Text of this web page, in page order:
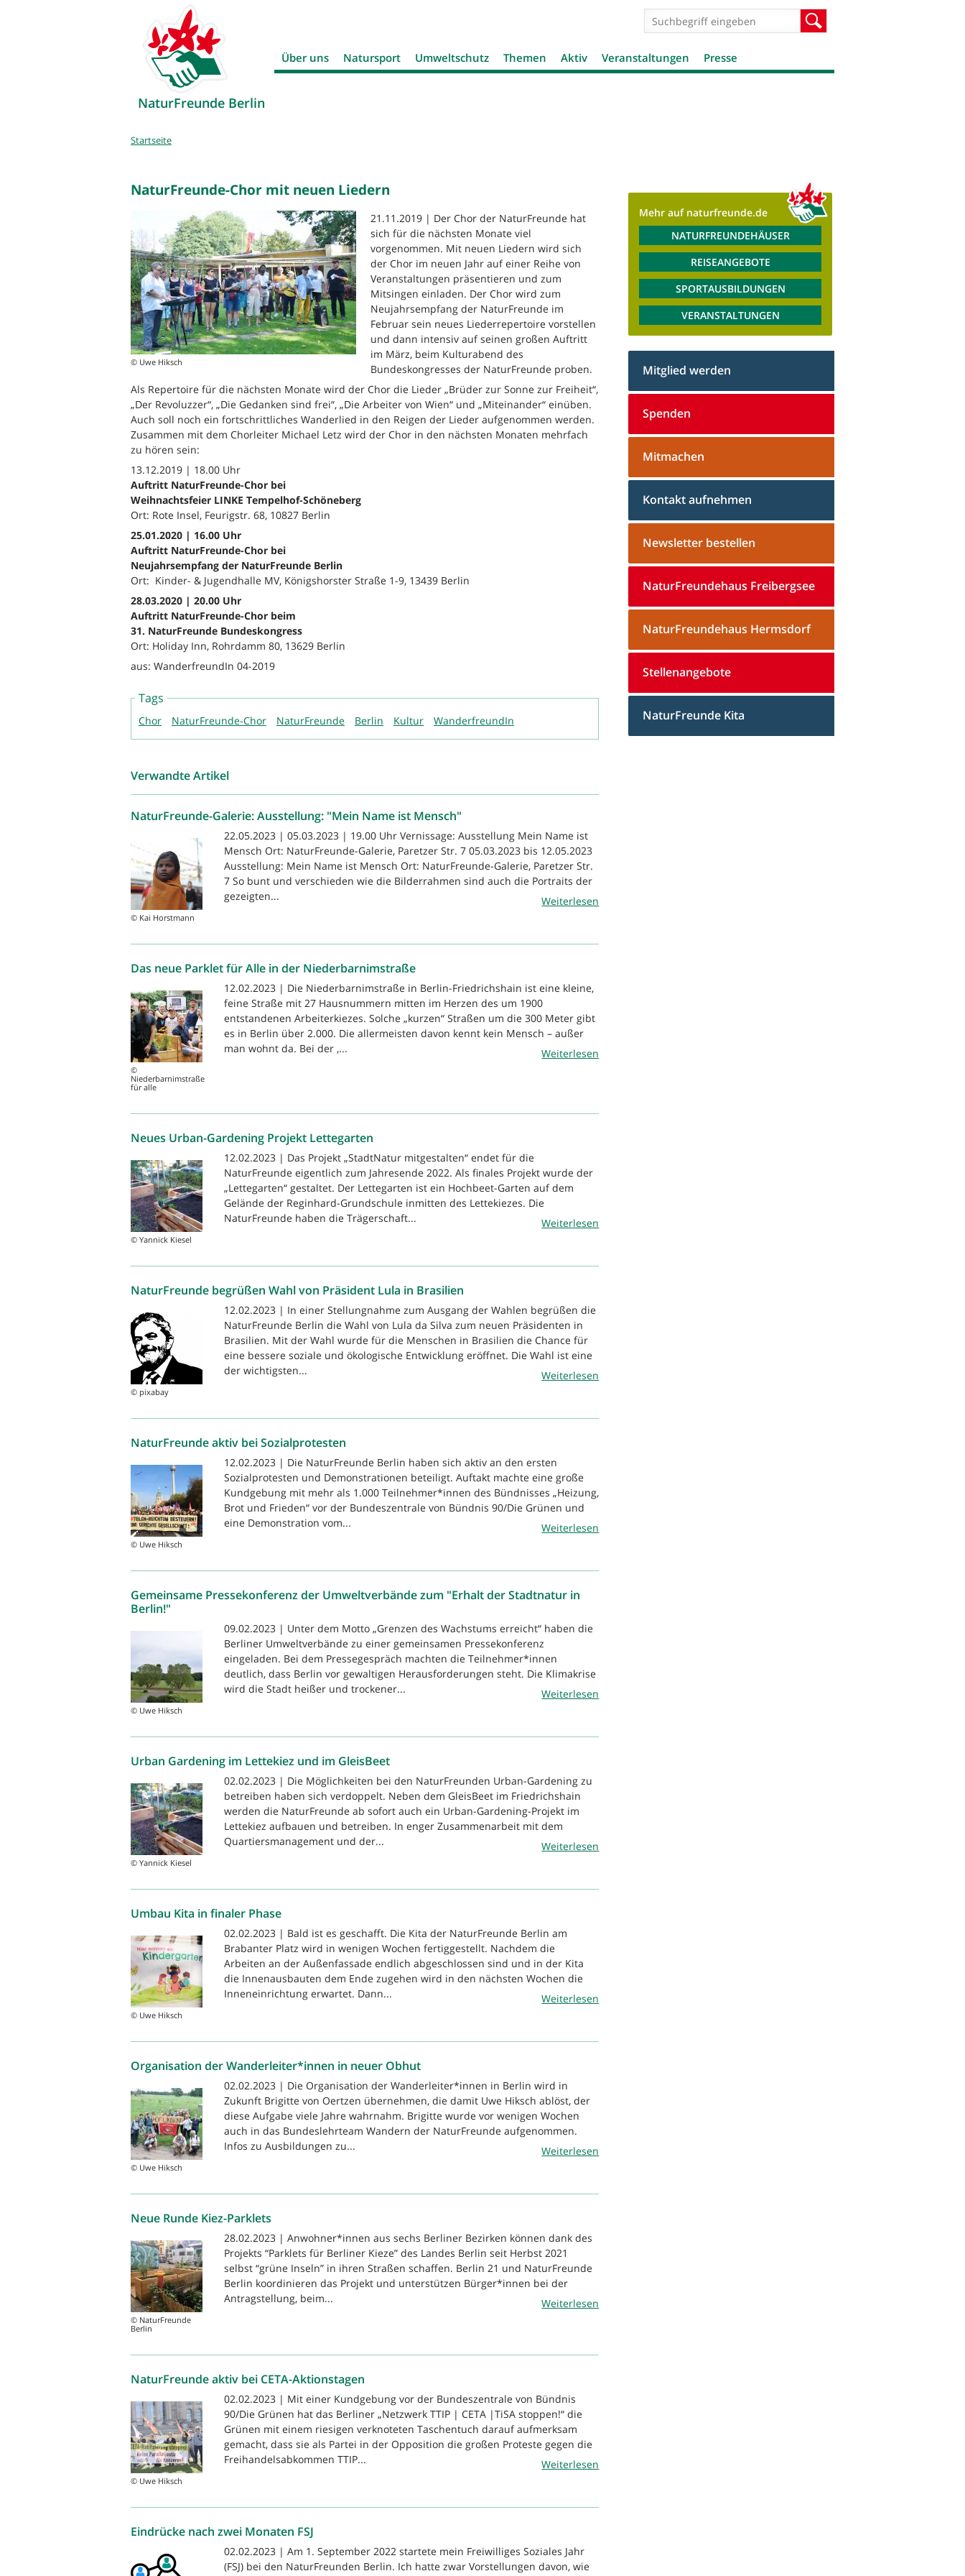
NaturFreunde Berlin
Suchformular
Über uns Natursport Umweltschutz Themen Aktiv Veranstaltungen Presse
Sie
Startseite
NaturFreunde-Chor mit neuen Liedern
© Uwe Hiksch
21.11.2019 | Der Chor der NaturFreunde hat
sich für die nächsten Monate viel
vorgenommen. Mit neuen Liedern wird sich
der Chor im neuen Jahr auf einer Reihe von
Veranstaltungen präsentieren und zum
Mitsingen einladen. Der Chor wird zum
Neujahrsempfang der NaturFreunde im
Februar sein neues Liederrepertoire vorstellen
und dann intensiv auf seinen großen Auftritt
im März, beim Kulturabend des
Bundeskongresses der NaturFreunde proben.
Als Repertoire für die nächsten Monate wird der Chor die Lieder „Brüder zur Sonne zur Freiheit“,
„Der Revoluzzer“, „Die Gedanken sind frei“, „Die Arbeiter von Wien“ und „Miteinander“ einüben.
Auch soll noch ein fortschrittliches Wanderlied in den Reigen der Lieder aufgenommen werden.
Zusammen mit dem Chorleiter Michael Letz wird der Chor in den nächsten Monaten mehrfach
zu hören sein:
13.12.2019 | 18.00 Uhr
Auftritt NaturFreunde-Chor bei
Weihnachtsfeier LINKE Tempelhof-Schöneberg
Ort: Rote Insel, Feurigstr. 68, 10827 Berlin
25.01.2020 | 16.00 Uhr
Auftritt NaturFreunde-Chor bei
Neujahrsempfang der NaturFreunde Berlin
Ort: Kinder- & Jugendhalle MV, Königshorster Straße 1-9, 13439 Berlin
28.03.2020 | 20.00 Uhr
Auftritt NaturFreunde-Chor beim
31. NaturFreunde Bundeskongress
Ort: Holiday Inn, Rohrdamm 80, 13629 Berlin
aus: WanderfreundIn 04-2019
Tags
Chor NaturFreunde-Chor NaturFreunde Berlin Kultur WanderfreundIn
Verwandte Artikel
NaturFreunde-Galerie: Ausstellung: "Mein Name ist Mensch"
© Kai Horstmann
22.05.2023 | 05.03.2023 | 19.00 Uhr Vernissage: Ausstellung Mein Name ist
Mensch Ort: NaturFreunde-Galerie, Paretzer Str. 7 05.03.2023 bis 12.05.2023
Ausstellung: Mein Name ist Mensch Ort: NaturFreunde-Galerie, Paretzer Str.
7 So bunt und verschieden wie die Bilderrahmen sind auch die Portraits der
gezeigten...
Weiterlesen
Das neue Parklet für Alle in der Niederbarnimstraße
©
Niederbarnimstraße
für alle
12.02.2023 | Die Niederbarnimstraße in Berlin-Friedrichshain ist eine kleine,
feine Straße mit 27 Hausnummern mitten im Herzen des um 1900
entstandenen Arbeiterkiezes. Solche „kurzen“ Straßen um die 300 Meter gibt
es in Berlin über 2.000. Die allermeisten davon kennt kein Mensch – außer
man wohnt da. Bei der ‚...
Weiterlesen
Neues Urban-Gardening Projekt Lettegarten
© Yannick Kiesel
12.02.2023 | Das Projekt „StadtNatur mitgestalten“ endet für die
NaturFreunde eigentlich zum Jahresende 2022. Als finales Projekt wurde der
„Lettegarten“ gestaltet. Der Lettegarten ist ein Hochbeet-Garten auf dem
Gelände der Reginhard-Grundschule inmitten des Lettekiezes. Die
NaturFreunde haben die Trägerschaft...
Weiterlesen
NaturFreunde begrüßen Wahl von Präsident Lula in Brasilien
© pixabay
12.02.2023 | In einer Stellungnahme zum Ausgang der Wahlen begrüßen die
NaturFreunde Berlin die Wahl von Lula da Silva zum neuen Präsidenten in
Brasilien. Mit der Wahl wurde für die Menschen in Brasilien die Chance für
eine bessere soziale und ökologische Entwicklung eröffnet. Die Wahl ist eine
der wichtigsten...
Weiterlesen
NaturFreunde aktiv bei Sozialprotesten
© Uwe Hiksch
12.02.2023 | Die NaturFreunde Berlin haben sich aktiv an den ersten
Sozialprotesten und Demonstrationen beteiligt. Auftakt machte eine große
Kundgebung mit mehr als 1.000 Teilnehmer*innen des Bündnisses „Heizung,
Brot und Frieden“ vor der Bundeszentrale von Bündnis 90/Die Grünen und
eine Demonstration vom...
Weiterlesen
Gemeinsame Pressekonferenz der Umweltverbände zum "Erhalt der Stadtnatur in
Berlin!"
© Uwe Hiksch
09.02.2023 | Unter dem Motto „Grenzen des Wachstums erreicht“ haben die
Berliner Umweltverbände zu einer gemeinsamen Pressekonferenz
eingeladen. Bei dem Pressegespräch machten die Teilnehmer*innen
deutlich, dass Berlin vor gewaltigen Herausforderungen steht. Die Klimakrise
wird die Stadt heißer und trockener...
Weiterlesen
Urban Gardening im Lettekiez und im GleisBeet
© Yannick Kiesel
02.02.2023 | Die Möglichkeiten bei den NaturFreunden Urban-Gardening zu
betreiben haben sich verdoppelt. Neben dem GleisBeet im Friedrichshain
werden die NaturFreunde ab sofort auch ein Urban-Gardening-Projekt im
Lettekiez aufbauen und betreiben. In enger Zusammenarbeit mit dem
Quartiersmanagement und der...
Weiterlesen
Umbau Kita in finaler Phase
© Uwe Hiksch
02.02.2023 | Bald ist es geschafft. Die Kita der NaturFreunde Berlin am
Brabanter Platz wird in wenigen Wochen fertiggestellt. Nachdem die
Arbeiten an der Außenfassade endlich abgeschlossen sind und in der Kita
die Innenausbauten dem Ende zugehen wird in den nächsten Wochen die
Inneneinrichtung erwartet. Dann...
Weiterlesen
Organisation der Wanderleiter*innen in neuer Obhut
© Uwe Hiksch
02.02.2023 | Die Organisation der Wanderleiter*innen in Berlin wird in
Zukunft Brigitte von Oertzen übernehmen, die damit Uwe Hiksch ablöst, der
diese Aufgabe viele Jahre wahrnahm. Brigitte wurde vor wenigen Wochen
auch in das Bundeslehrteam Wandern der NaturFreunde aufgenommen.
Infos zu Ausbildungen zu...
Weiterlesen
Neue Runde Kiez-Parklets
© NaturFreunde
Berlin
28.02.2023 | Anwohner*innen aus sechs Berliner Bezirken können dank des
Projekts “Parklets für Berliner Kieze” des Landes Berlin seit Herbst 2021
selbst “grüne Inseln” in ihren Straßen schaffen. Berlin 21 und NaturFreunde
Berlin koordinieren das Projekt und unterstützen Bürger*innen bei der
Antragstellung, beim...
Weiterlesen
NaturFreunde aktiv bei CETA-Aktionstagen
© Uwe Hiksch
02.02.2023 | Mit einer Kundgebung vor der Bundeszentrale von Bündnis
90/Die Grünen hat das Berliner „Netzwerk TTIP | CETA |TiSA stoppen!“ die
Grünen mit einem riesigen verknoteten Taschentuch darauf aufmerksam
gemacht, dass sie als Partei in der Opposition die großen Proteste gegen die
Freihandelsabkommen TTIP...
Weiterlesen
Eindrücke nach zwei Monaten FSJ
02.02.2023 | Am 1. September 2022 startete mein Freiwilliges Soziales Jahr
(FSJ) bei den NaturFreunden Berlin. Ich hatte zwar Vorstellungen davon, wie
Mehr auf naturfreunde.de
NATURFREUNDEHÄUSER
REISEANGEBOTE
SPORTAUSBILDUNGEN
VERANSTALTUNGEN
Mitglied werden
Spenden
Mitmachen
Kontakt aufnehmen
Newsletter bestellen
NaturFreundehaus Freibergsee
NaturFreundehaus Hermsdorf
Stellenangebote
NaturFreunde Kita